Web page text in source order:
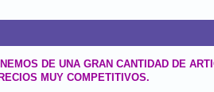
DE UNA GRAN CANTIDAD DE
MUY COMPETITIVOS.